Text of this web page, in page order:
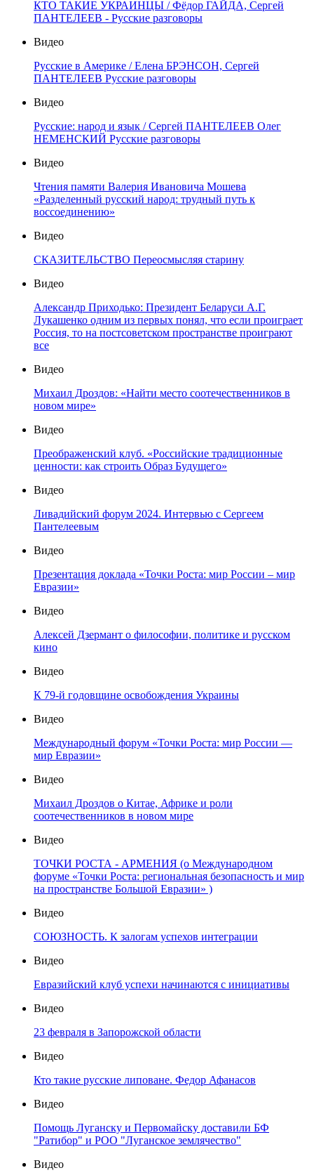
КТО ТАКИЕ УКРАИНЦЫ / Фёдор ГАЙДА, Сергей
ПАНТЕЛЕЕВ - Русские разговоры
Видео
Русские в Америке / Елена БРЭНСОН, Сергей
ПАНТЕЛЕЕВ Русские разговоры
Видео
Русские: народ и язык / Сергей ПАНТЕЛЕЕВ Олег
НЕМЕНСКИЙ Русские разговоры
Видео
Чтения памяти Валерия Ивановича Мошева
«Разделенный русский народ: трудный путь к
воссоединению»
Видео
СКАЗИТЕЛЬСТВО Переосмысляя старину
Видео
Александр Приходько: Президент Беларуси А.Г.
Лукашенко одним из первых понял, что если проиграет
Россия, то на постсоветском пространстве проиграют
все
Видео
Михаил Дроздов: «Найти место соотечественников в
новом мире»
Видео
Преображенский клуб. «Российские традиционные
ценности: как строить Образ Будущего»
Видео
Ливадийский форум 2024. Интервью с Сергеем
Пантелеевым
Видео
Презентация доклада «Точки Роста: мир России – мир
Евразии»
Видео
Алексей Дзермант о философии, политике и русском
кино
Видео
К 79-й годовщине освобождения Украины
Видео
Международный форум «Точки Роста: мир России —
мир Евразии»
Видео
Михаил Дроздов о Китае, Африке и роли
соотечественников в новом мире
Видео
ТОЧКИ РОСТА - АРМЕНИЯ (о Международном
форуме «Точки Роста: региональная безопасность и мир
на пространстве Большой Евразии» )
Видео
СОЮЗНОСТЬ. К залогам успехов интеграции
Видео
Евразийский клуб успехи начинаются с инициативы
Видео
23 февраля в Запорожской области
Видео
Кто такие русские липоване. Федор Афанасов
Видео
Помощь Луганску и Первомайску доставили БФ
"Ратибор" и РОО "Луганское землячество"
Видео